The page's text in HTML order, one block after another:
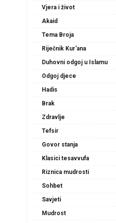
Vjera i život
Akaid
Tema Broja
Riječnik Kur'ana
Duhovni odgoj u Islamu
Odgoj djece
Hadis
Brak
Zdravlje
Tefsir
Govor stanja
Klasici tesavvufa
Riznica mudrosti
Sohbet
Savjeti
Mudrost